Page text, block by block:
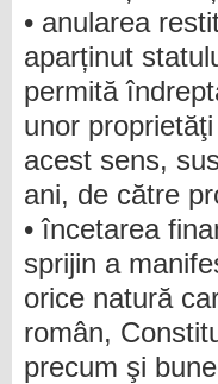
• anularea
aparținut
permită
unor
acest sens,
ani, de către
• încetarea
sprijin a
orice natură
român,
precum şi